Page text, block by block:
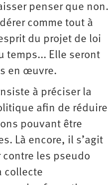
penser que non.
comme tout à
du projet de loi
temps... Elle seront
en œuvre.
à préciser la
afin de réduire
pouvant être
Là encore, il s’agit
les pseudo
collecte